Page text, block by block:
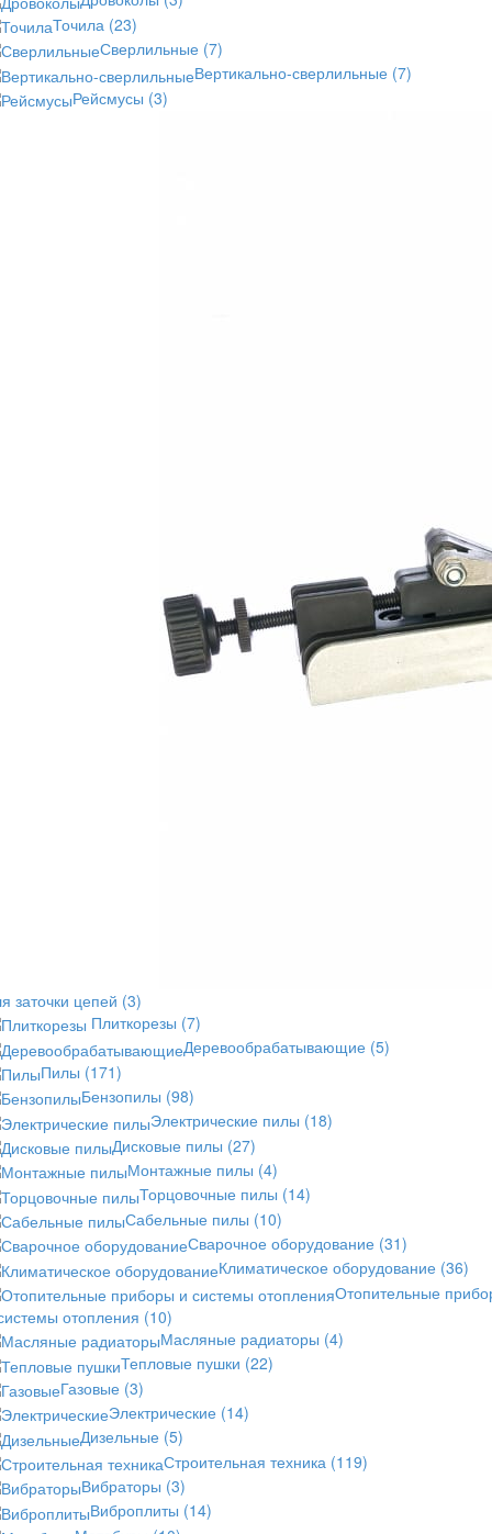
Точила (23)
Сверлильные (7)
Вертикально-сверлильные (7)
Рейсмусы (3)
заточки цепей (3)
Плиткорезы (7)
Деревообрабатывающие (5)
Пилы (171)
Бензопилы (98)
Электрические пилы (18)
Дисковые пилы (27)
Монтажные пилы (4)
Торцовочные пилы (14)
Сабельные пилы (10)
Сварочное оборудование (31)
Климатическое оборудование (36)
Отопительные
отопления (10)
Масляные радиаторы (4)
Тепловые пушки (22)
Газовые (3)
Электрические (14)
Дизельные (5)
Строительная техника (119)
Вибраторы (3)
Виброплиты (14)